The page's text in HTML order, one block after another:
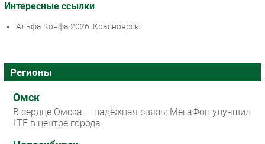
Интересные ссылки
Альфа Конфа 2026. Красноярск
Регионы
Омск
В сердце Омска — надёжная связь: МегаФон улучшил
LTE в центре города